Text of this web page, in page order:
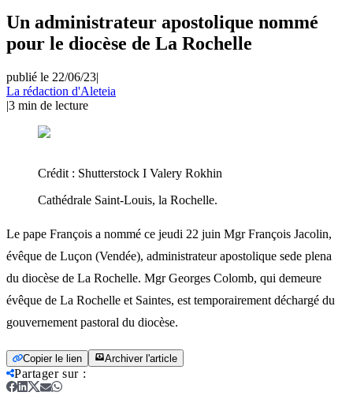
Un administrateur apostolique nommé
pour le diocèse de La Rochelle
publié le 22/06/23|
La rédaction d'Aleteia
|3 min de lecture
Crédit : Shutterstock I Valery Rokhin
Cathédrale Saint-Louis, la Rochelle.
Le pape François a nommé ce jeudi 22 juin Mgr François Jacolin,
évêque de Luçon (Vendée), administrateur apostolique sede plena
du diocèse de La Rochelle. Mgr Georges Colomb, qui demeure
évêque de La Rochelle et Saintes, est temporairement déchargé du
gouvernement pastoral du diocèse.
Copier le lien Archiver l'article
Partager sur: